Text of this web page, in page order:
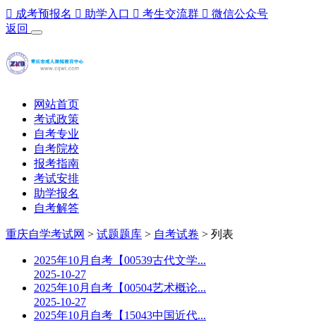
 成考预报名  助学入口  考生交流群  微信公众号
返回
网站首页
考试政策
自考专业
自考院校
报考指南
考试安排
助学报名
自考解答
重庆自学考试网 > 试题题库 > 自考试卷 > 列表
2025年10月自考【00539古代文学...
2025-10-27
2025年10月自考【00504艺术概论...
2025-10-27
2025年10月自考【15043中国近代...